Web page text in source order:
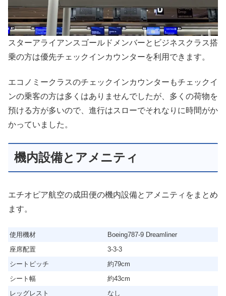
スターアライアンスゴールドメンバーとビジネスクラス搭
乗の方は優先チェックインカウンターを利用できます。
エコノミークラスのチェックインカウンターもチェックイ
ンの乗客の方は多くはありませんでしたが、多くの荷物を
預ける方が多いので、進行はスローでそれなりに時間がか
かっていました。
機内設備とアメニティ
エチオピア航空の成田便の機内設備とアメニティをまとめ
ます。
使用機材
Boeing787-9 Dreamliner
座席配置
3-3-3
シートピッチ
約79cm
シート幅
約43cm
レッグレスト
なし